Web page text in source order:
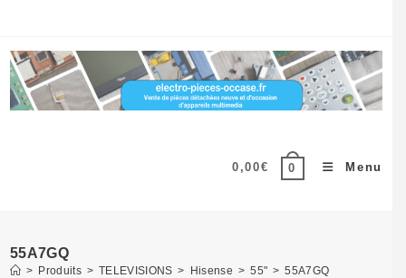
content
0,00€ 0 Menu
55A7GQ
> Produits > TELEVISIONS > Hisense > 55" > 55A7GQ